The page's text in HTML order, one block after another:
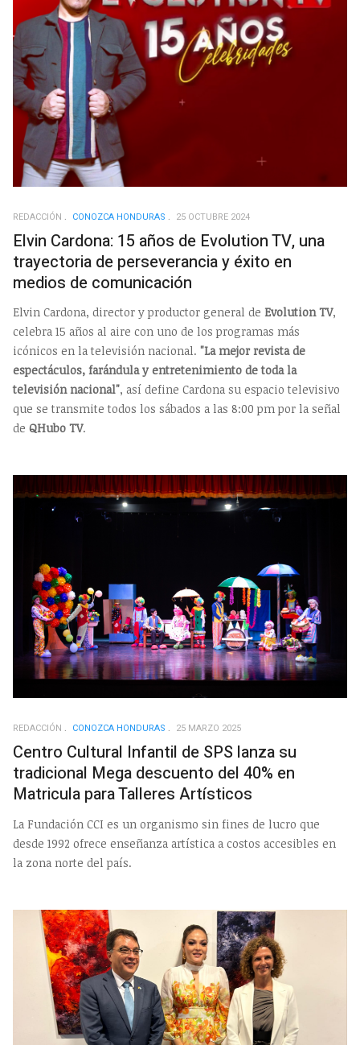
REDACCIÓN CONOZCA HONDURAS 25 OCTUBRE 2024
Elvin Cardona: 15 años de Evolution TV, una
trayectoria de perseverancia y éxito en
medios de comunicación
Elvin Cardona, director y productor general de Evolution TV,
celebra 15 años al aire con uno de los programas más
icónicos en la televisión nacional. "La mejor revista de
espectáculos, farándula y entretenimiento de toda la
televisión nacional", así define Cardona su espacio televisivo
que se transmite todos los sábados a las 8:00 pm por la señal
de QHubo TV.
REDACCIÓN CONOZCA HONDURAS 25 MARZO 2025
Centro Cultural Infantil de SPS lanza su
tradicional Mega descuento del 40% en
Matricula para Talleres Artísticos
La Fundación CCI es un organismo sin fines de lucro que
desde 1992 ofrece enseñanza artística a costos accesibles en
la zona norte del país.